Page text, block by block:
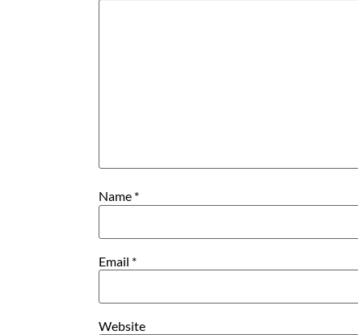
Name *
Email *
Website